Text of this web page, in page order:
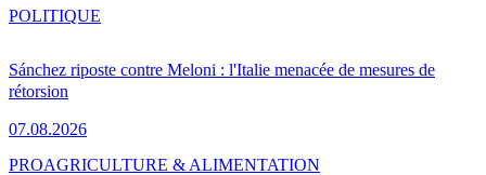
Sánchez riposte contre Meloni : l'Italie menacée de mesures de
rétorsion
07.08.2026
POLITIQUE
PROAGRICULTURE & ALIMENTATION